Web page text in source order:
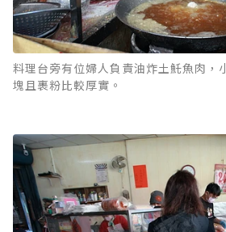
料理台旁有位婦人負責油炸土魠魚肉，
塊且裹粉比較厚實。